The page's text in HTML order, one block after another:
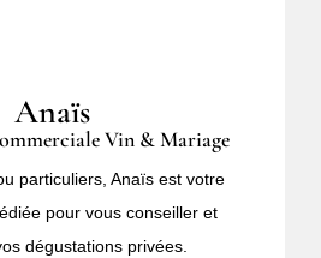
Anaïs
Vin & Mariage
particuliers, Anaïs est votre
pour vous conseiller et
dégustations privées.